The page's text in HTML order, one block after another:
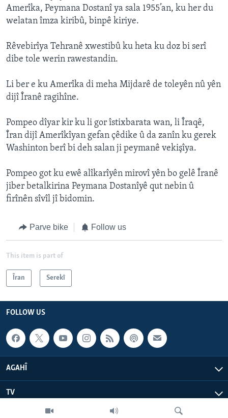
Amerîka, Peymana Dostanî ya sala 1955’an, ku her du
welatan îmza kiribû, binpê kiriye.
Rêvebirîya Tehranê xwestibû ku heta ku doz bi serî
dibe tole werin rawestandin.
Li ber e ku Amerîka di meha Mijdarê de toleyên nû yên
dijî Îranê ragihîne.
Pompeo dîyar kir ku li gor îstixbarata wan, li Îraqê,
Îran dijî Amerîkîyan gefan çêdike û da zanîn ku gerek
Washinton berî bi deh salan ji peymanê vekişîya.
Pompeo got ku ewê alîkarîyên mirovî yên bo gelê Îranê
jiber betalkirina Peymana Dostanîyê qut nebin û
firînên sîvîl jî bidomin.
Parve bike Follow us
This item is part of
Îran Serekî
FOLLOW US
AGAHÎ
TV